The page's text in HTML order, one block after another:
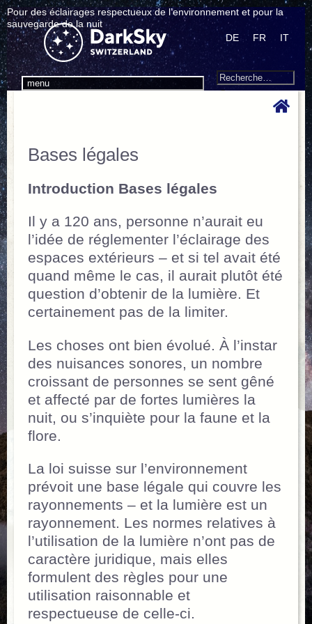
Pour des éclairages respectueux de l’environnement et pour la
sauvegarde de la nuit
menu
DE FR IT
Search
Recherche
Bases légales
Introduction Bases légales
Il y a 120 ans, personne n’aurait eu
l’idée de réglementer l’éclairage des
espaces extérieurs – et si tel avait été
quand même le cas, il aurait plutôt été
question d’obtenir de la lumière. Et
certainement pas de la limiter.
Les choses ont bien évolué. À l’instar
des nuisances sonores, un nombre
croissant de personnes se sent gêné
et affecté par de fortes lumières la
nuit, ou s’inquiète pour la faune et la
flore.
La loi suisse sur l’environnement
prévoit une base légale qui couvre les
rayonnements – et la lumière est un
rayonnement. Les normes relatives à
l’utilisation de la lumière n’ont pas de
caractère juridique, mais elles
formulent des règles pour une
utilisation raisonnable et
respectueuse de celle-ci.